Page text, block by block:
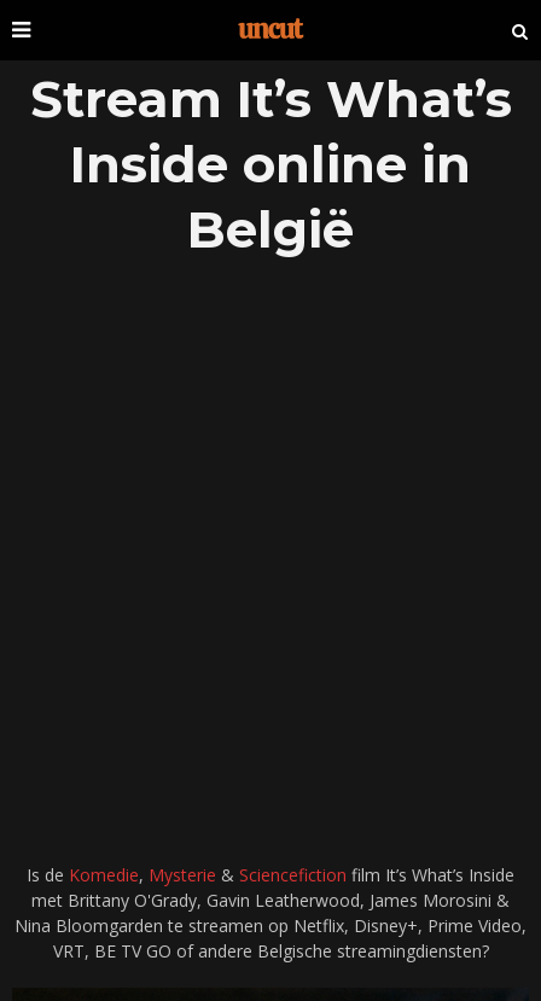
Stream It’s What’s
Inside online in
België
Is de Komedie, Mysterie & Sciencefiction film It’s What’s Inside
met Brittany O'Grady, Gavin Leatherwood, James Morosini &
Nina Bloomgarden te streamen op Netflix, Disney+, Prime Video,
VRT, BE TV GO of andere Belgische streamingdiensten?